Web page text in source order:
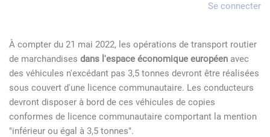
Se connecter
À compter du 21 mai 2022, les opérations de transport routier
de marchandises dans l'espace économique européen avec
des véhicules n'excédant pas 3,5 tonnes devront être réalisées
sous couvert d'une licence communautaire. Les conducteurs
devront disposer à bord de ces véhicules de copies
conformes de licence communautaire comportant la mention
"inférieur ou égal à 3,5 tonnes".